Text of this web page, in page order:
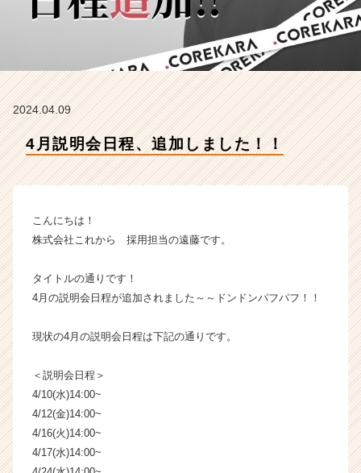
ン】
ン
チ
長
企
カ
ト
が
就
2024.04.09
4月説明会日程、追加しました！！
こんにちは！
株式会社これから 採用担当の遠藤です。
タイトルの通りです！
4月の説明会日程が追加されました～～ドンドンパフパフ！！
現状の4月の説明会日程は下記の通りです。
＜説明会日程＞
4/10(水)14:00~
4/12(金)14:00~
4/16(火)14:00~
4/17(水)14:00~